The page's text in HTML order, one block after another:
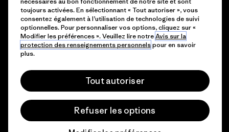
Plan du site
© 2026 Patagonia, Inc. All Rights Reserved.
toujours activées. En sélectionnant « Tout autoriser », vous
consentez également à l’utilisation de technologies de suivi
optionnelles. Pour personnaliser vos options, cliquez sur «
Modifier les préférences ». Veuillez lire notreAvis sur la
protection des renseignements personnelspour en savoir
plus.
Tout autoriser
Refuser les options